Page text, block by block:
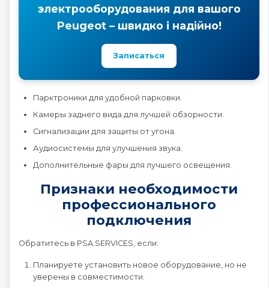
Peugeot BOXER
Peugeot EXPERT
Peugeot PARTNER
Peugeot TRAVELLER
электрооборудования для вашого
Peugeot – швидко і надійно!
Записаться
Парктроники для удобной парковки.
Камеры заднего вида для лучшей обзорности.
Сигнализации для защиты от угона.
Аудиосистемы для улучшения звука.
Дополнительные фары для лучшего освещения.
Признаки необходимости
профессионального
подключения
Обратитесь в PSA.SERVICES, если:
Планируете установить новое оборудование, но не
уверены в совместимости.